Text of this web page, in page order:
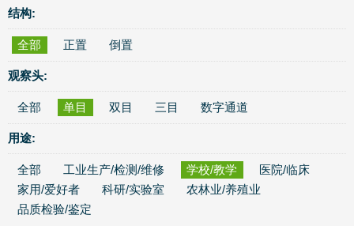
结构:
全部 正置 倒置
观察头:
全部 单目 双目 三目 数字通道
用途:
全部 工业生产/检测/维修 学校/教学
医院/临床
家用/爱好者
科研/实验室
农林业/养殖业
品质检验/鉴定